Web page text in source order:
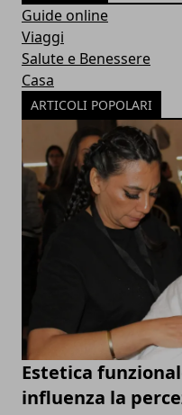
Guide online
Viaggi
Salute e Benessere
Casa
ARTICOLI POPOLARI
Estetica
influenza la